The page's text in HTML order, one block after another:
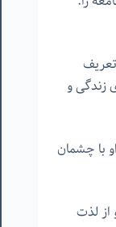
زندگی و
با چشمان
از لذت